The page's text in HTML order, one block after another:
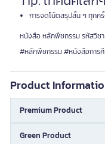
การจดโน้ตสรุปสั้น ๆ ทุกค
หนังสือ หลักพืชกรรม รหัสวิชา
#หลักพืชกรรม #หนังสือการ
Product
Premium Product
Green Product